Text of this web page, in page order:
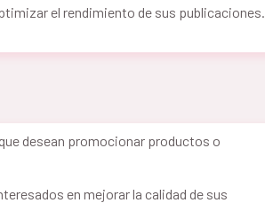
el rendimiento de sus publicaciones.
desean promocionar productos o
en mejorar la calidad de sus